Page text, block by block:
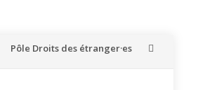
Pôle Droits des étranger·es